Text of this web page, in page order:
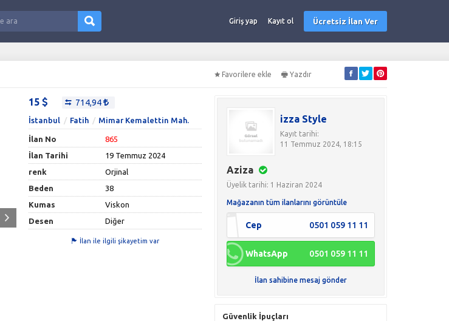
Giriş yap Kayıt ol Ücretsiz İlan Ver
Favorilere ekle Yazdır
15 714,94
İstanbul Fatih Mimar Kemalettin Mah.
İlan No
865
İlan Tarihi
19 Temmuz 2024
renk
Orjinal
Beden
38
Kumas
Viskon
Desen
Diğer
İlan ile ilgili şikayetim var
izza Style
Kayıt tarihi:
11 Temmuz 2024, 18:15
Aziza
Üyelik tarihi: 1 Haziran 2024
Mağazanın tüm ilanlarını görüntüle
Cep 0501 059 11 11
WhatsApp 0501 059 11 11
İlan sahibine mesaj gönder
Güvenlik İpuçları